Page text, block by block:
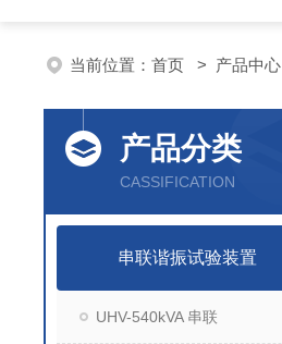
当前位置： 首页 > 产品中心
产品分类
CASSIFICATION
串联谐振试验装置
UHV-540kVA 串联